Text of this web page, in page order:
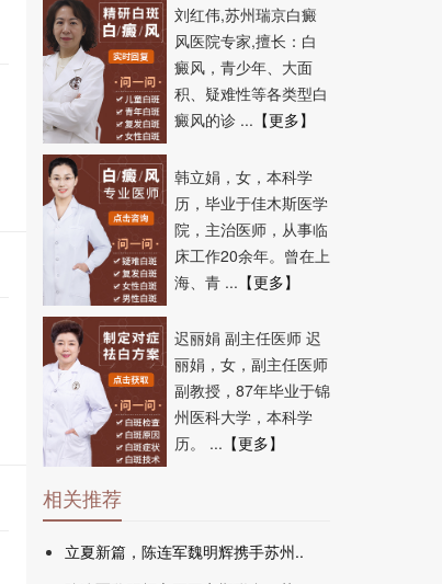
刘红伟,苏州瑞京白癜
风医院专家,擅长：白
癜风，青少年、大面
积、疑难性等各类型白
癜风的诊 ... 【更多】
韩立娟，女，本科学
历，毕业于佳木斯医学
院，主治医师，从事临
床工作20余年。曾在上
海、青 ... 【更多】
迟丽娟 副主任医师 迟
丽娟，女，副主任医师
副教授，87年毕业于锦
州医科大学，本科学
历。 ... 【更多】
相关推荐
立夏新篇，陈连军魏明辉携手苏州..